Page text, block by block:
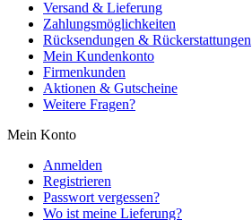
Versand & Lieferung
Zahlungsmöglichkeiten
Rücksendungen & Rückerstattungen
Mein Kundenkonto
Firmenkunden
Aktionen & Gutscheine
Weitere Fragen?
Mein Konto
Anmelden
Registrieren
Passwort vergessen?
Wo ist meine Lieferung?